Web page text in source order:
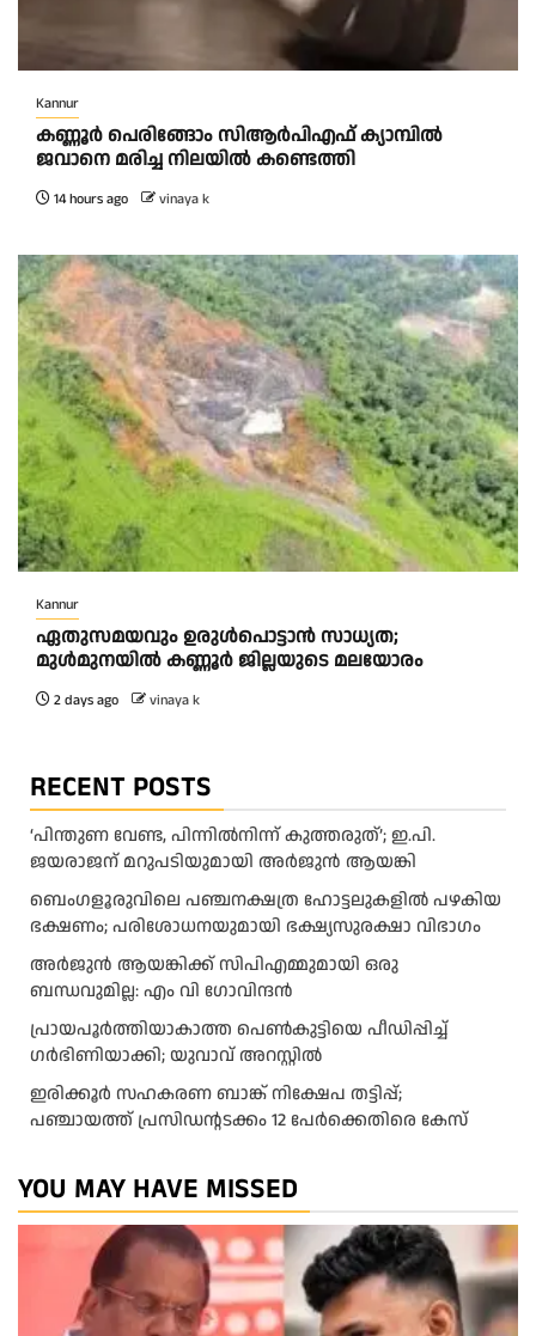
Kannur
കണ്ണൂർ പെരിങ്ങോം സിആർപിഎഫ് ക്യാമ്പിൽ
ജവാനെ മരിച്ച നിലയിൽ കണ്ടെത്തി
14 hours ago vinaya k
Kannur
ഏതുസമയവും ഉരുൾപൊട്ടാൻ സാധ്യത;
മുൾമുനയിൽ കണ്ണൂർ ജില്ലയുടെ മലയോരം
2 days ago vinaya k
RECENT POSTS
‘പിന്തുണ വേണ്ട, പിന്നിൽനിന്ന് കുത്തരുത്’; ഇ.പി.
ജയരാജന് മറുപടിയുമായി അർജുൻ ആയങ്കി
ബെംഗളൂരുവിലെ പഞ്ചനക്ഷത്ര ഹോട്ടലുകളിൽ പഴകിയ
ഭക്ഷണം; പരിശോധനയുമായി ഭക്ഷ്യസുരക്ഷാ വിഭാഗം
അര്‍ജുന്‍ ആയങ്കിക്ക് സിപിഎമ്മുമായി ഒരു
ബന്ധവുമില്ല: എം വി ഗോവിന്ദന്‍
പ്രായപൂർത്തിയാകാത്ത പെൺകുട്ടിയെ പീഡിപ്പിച്ച്
ഗർഭിണിയാക്കി; യുവാവ് അറസ്റ്റിൽ
ഇരിക്കൂർ സഹകരണ ബാങ്ക് നിക്ഷേപ തട്ടിപ്പ്;
പഞ്ചായത്ത് പ്രസിഡൻ്റടക്കം 12 പേർക്കെതിരെ കേസ്
YOU MAY HAVE MISSED